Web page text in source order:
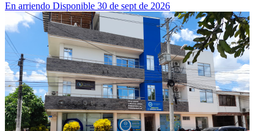
En arriendo Disponible 30 de sept de 2026